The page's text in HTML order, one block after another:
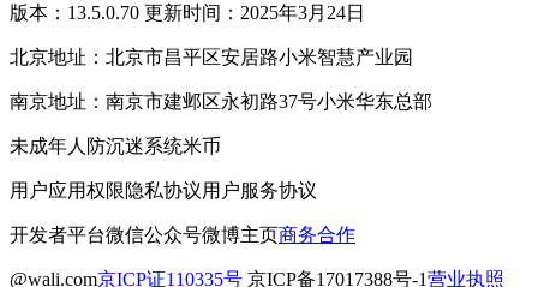
版本：13.5.0.70 更新时间：2025年3月24日
北京地址：北京市昌平区安居路小米智慧产业园
南京地址：南京市建邺区永初路37号小米华东总部
未成年人防沉迷系统米币
用户应用权限隐私协议用户服务协议
开发者平台微信公众号微博主页商务合作
@wali.com京ICP证110335号 京ICP备17017388号-1营业执照